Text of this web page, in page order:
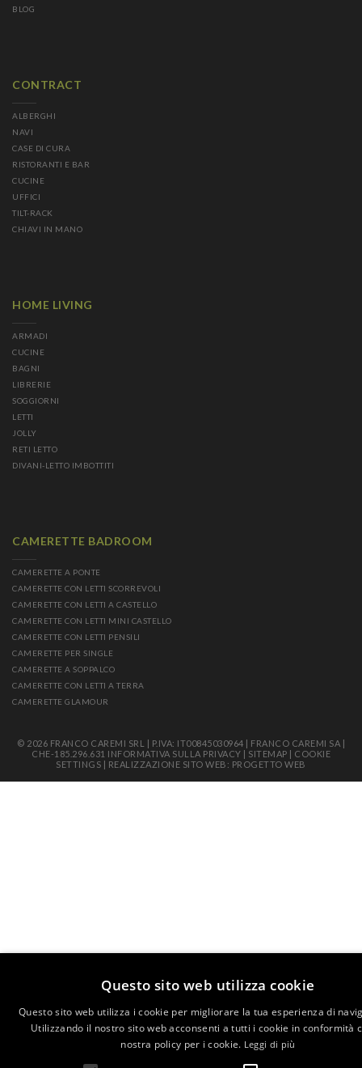
BLOG
CONTRACT
ALBERGHI
NAVI
CASE DI CURA
RISTORANTI E BAR
CUCINE
UFFICI
TILT-RACK
CHIAVI IN MANO
HOME LIVING
ARMADI
CUCINE
BAGNI
LIBRERIE
SOGGIORNI
LETTI
JOLLY
RETI LETTO
DIVANI-LETTO IMBOTTITI
CAMERETTE BADROOM
CAMERETTE A PONTE
CAMERETTE CON LETTI SCORREVOLI
CAMERETTE CON LETTI A CASTELLO
CAMERETTE CON LETTI MINI CASTELLO
CAMERETTE CON LETTI PENSILI
CAMERETTE PER SINGLE
CAMERETTE A SOPPALCO
CAMERETTE CON LETTI A TERRA
CAMERETTE GLAMOUR
© 2026 FRANCO CAREMI SRL | P.IVA: IT00845030964 | FRANCO CAREMI SA |
CHE-185.296.631 INFORMATIVA SULLA PRIVACY | SITEMAP | COOKIE
SETTINGS | REALIZZAZIONE SITO WEB: PROGETTO WEB
Questo sito web utilizza cookie
Questo sito web utilizza i cookie per migliorare la tua esperienza di
Utilizzando il nostro sito web acconsenti a tutti i cookie in conformità
nostra policy per i cookie. Leggi di più